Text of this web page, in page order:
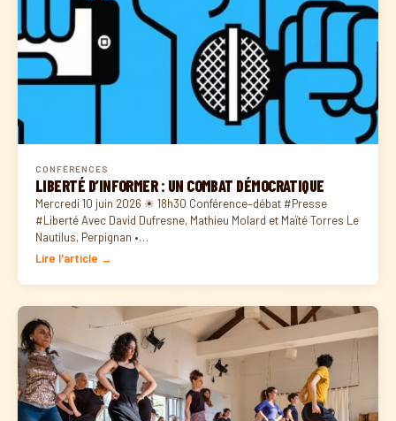
CONFÉRENCES
LIBERTÉ D’INFORMER : UN COMBAT DÉMOCRATIQUE
Mercredi 10 juin 2026 ☀ 18h30 Conférence–débat #Presse
#Liberté Avec David Dufresne, Mathieu Molard et Maïté Torres Le
Nautilus, Perpignan •…
Lire l'article →